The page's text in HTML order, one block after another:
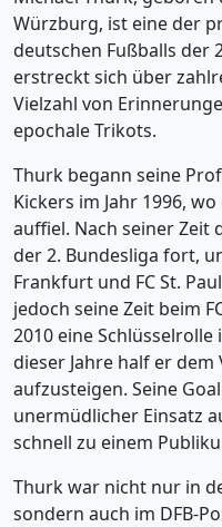
Würzburg, ist eine der
deutschen Fußballs der
erstreckt sich über
Vielzahl von
epochale Trikots.
Thurk begann seine
Kickers im Jahr 1996,
auffiel. Nach seiner Zeit
der 2. Bundesliga fort,
Frankfurt und FC St.
jedoch seine Zeit beim
2010 eine
dieser Jahre half er
aufzusteigen. Seine
unermüdlicher Einsatz
schnell zu einem
Thurk war nicht nur in
sondern auch im DFB-